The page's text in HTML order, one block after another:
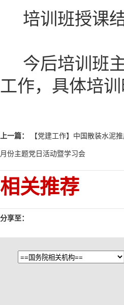
培训班授课结
今后培训班主
工作，具体培
上一篇： 【党建工作】中国散装水泥
月份主题党日活动暨学习会
相关推荐
分享至：